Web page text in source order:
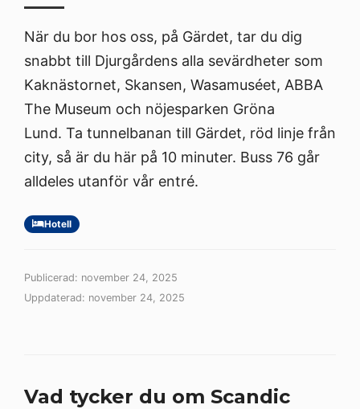
När du bor hos oss, på Gärdet, tar du dig
snabbt till Djurgårdens alla sevärdheter som
Kaknästornet, Skansen, Wasamuséet, ABBA
The Museum och nöjesparken Gröna
Lund. Ta tunnelbanan till Gärdet, röd linje från
city, så är du här på 10 minuter. Buss 76 går
alldeles utanför vår entré.
Hotell
Publicerad: november 24, 2025
Uppdaterad: november 24, 2025
Vad tycker du om Scandic